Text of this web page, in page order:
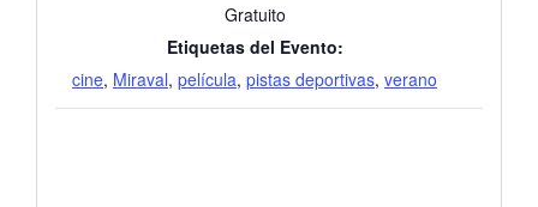
Gratuito
Etiquetas del Evento:
cine, Miraval, película, pistas deportivas, verano